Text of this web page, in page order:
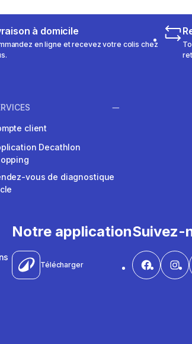
à domicile
en ligne et recevez votre colis chez
client
Decathlon
vous de diagnostique
Notre application
Télécharger
Suivez-